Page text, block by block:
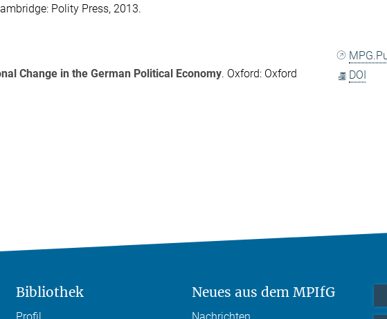
Polity Press, 2013.
Change in the German Political Economy. Oxford: Oxford
DOI
Bibliothek Neues aus dem MPIfG